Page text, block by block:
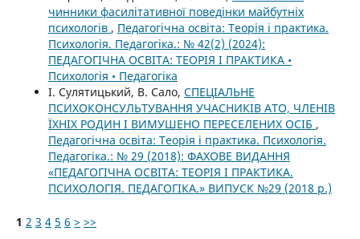
чинники фасилітативної поведінки майбутніх
психологів , Педагогічна освіта: Теорія і практика.
Психологія. Педагогіка.: № 42(2) (2024):
ПЕДАГОГІЧНА ОСВІТА: ТЕОРІЯ І ПРАКТИКА •
Психологія • Педагогіка
І. Сулятицький, В. Сало, СПЕЦІАЛЬНЕ
ПСИХОКОНСУЛЬТУВАННЯ УЧАСНИКІВ АТО, ЧЛЕНІВ
ЇХНІХ РОДИН І ВИМУШЕНО ПЕРЕСЕЛЕНИХ ОСІБ ,
Педагогічна освіта: Теорія і практика. Психологія.
Педагогіка.: № 29 (2018): ФАХОВЕ ВИДАННЯ
«ПЕДАГОГІЧНА ОСВІТА: ТЕОРІЯ І ПРАКТИКА.
ПСИХОЛОГІЯ. ПЕДАГОГІКА.» ВИПУСК №29 (2018 р.)
1 2 3 4 5 6 > >>